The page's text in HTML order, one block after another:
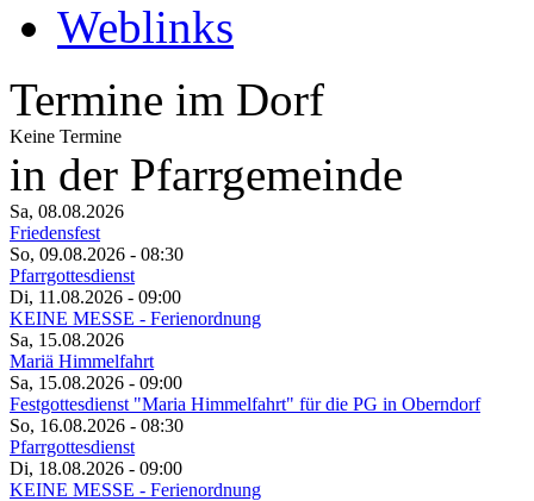
Weblinks
Termine im Dorf
Keine Termine
in der Pfarrgemeinde
Sa, 08.08.2026
Friedensfest
So, 09.08.2026 - 08:30
Pfarrgottesdienst
Di, 11.08.2026 - 09:00
KEINE MESSE - Ferienordnung
Sa, 15.08.2026
Mariä Himmelfahrt
Sa, 15.08.2026 - 09:00
Festgottesdienst "Maria Himmelfahrt" für die PG in Oberndorf
So, 16.08.2026 - 08:30
Pfarrgottesdienst
Di, 18.08.2026 - 09:00
KEINE MESSE - Ferienordnung